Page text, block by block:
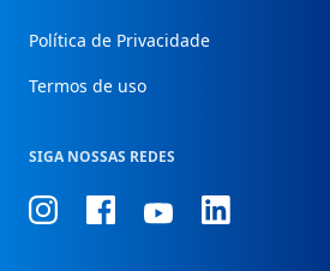
Política de Privacidade
Termos de uso
SIGA NOSSAS REDES
ConheçaConheçaConheçaConheça